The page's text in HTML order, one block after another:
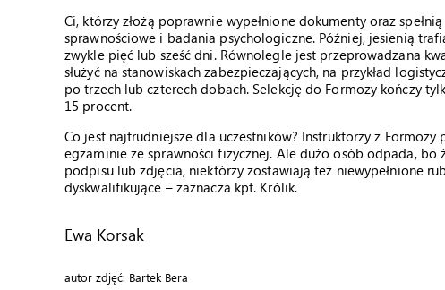
Ci, którzy złożą poprawnie wypełnione dokumenty oraz
sprawnościowe i badania psychologiczne. Później, jesienią
zwykle pięć lub sześć dni. Równolegle jest przeprowadzana
służyć na stanowiskach zabezpieczających, na przykład
po trzech lub czterech dobach. Selekcję do Formozy kończy
15 procent.
Co jest najtrudniejsze dla uczestników? Instruktorzy z
egzaminie ze sprawności fizycznej. Ale dużo osób odpada,
podpisu lub zdjęcia, niektórzy zostawiają też niewypełnione
dyskwalifikujące – zaznacza kpt. Królik.
Ewa Korsak
autor zdjęć: Bartek Bera